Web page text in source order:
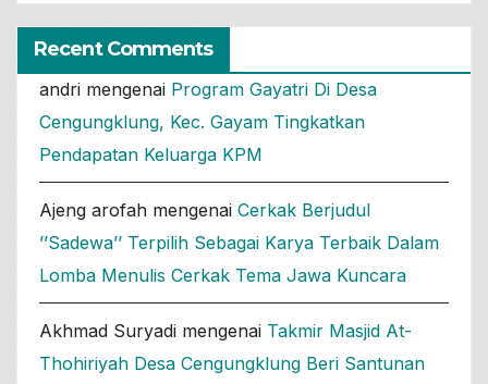
Recent Comments
andri mengenai Program Gayatri Di Desa
Cengungklung, Kec. Gayam Tingkatkan
Pendapatan Keluarga KPM
Ajeng arofah mengenai Cerkak Berjudul
’’Sadewa’’ Terpilih Sebagai Karya Terbaik Dalam
Lomba Menulis Cerkak Tema Jawa Kuncara
Akhmad Suryadi mengenai Takmir Masjid At-
Thohiriyah Desa Cengungklung Beri Santunan